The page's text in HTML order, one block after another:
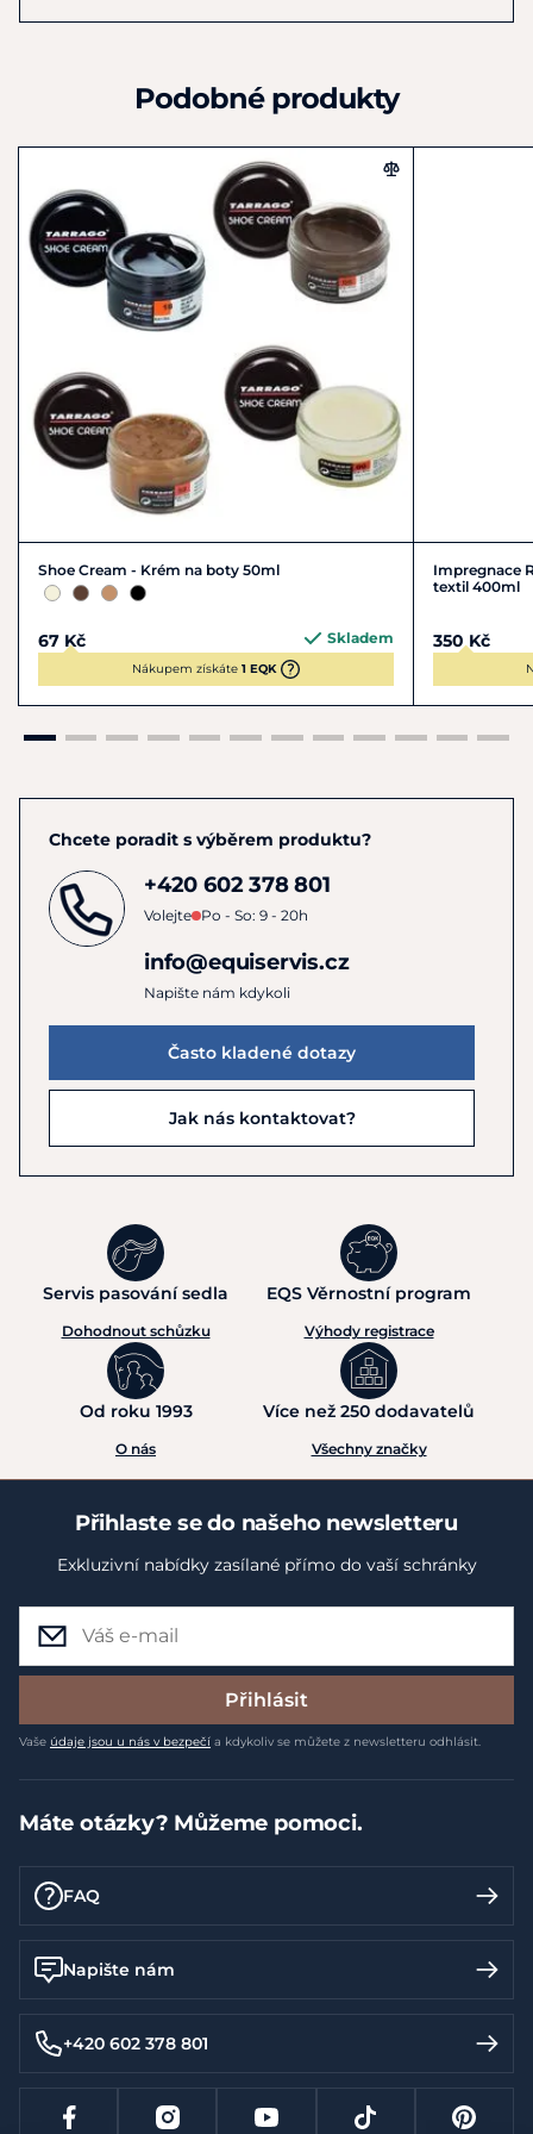
Podobné produkty
Shoe Cream - Krém na boty 50ml
67 Kč Skladem
Nákupem získáte 1 EQK
Impregnace
textil 400ml
350 Kč
Chcete poradit s výběrem produktu?
+420 602 378 801
Volejte Po - So: 9 - 20h
info@equiservis.cz
Napište nám kdykoli
Často kladené dotazy
Jak nás kontaktovat?
Servis pasování sedla
Dohodnout schůzku
EQS Věrnostní program
Výhody registrace
Od roku 1993
O nás
Více než 250 dodavatelů
Všechny značky
Přihlaste se do našeho newsletteru
Exkluzivní nabídky zasílané přímo do vaší schránky
Přihlásit
Vaše údaje jsou u nás v bezpečí a kdykoliv se můžete z newsletteru odhlásit.
Máte otázky? Můžeme pomoci.
FAQ
Napište nám
+420 602 378 801